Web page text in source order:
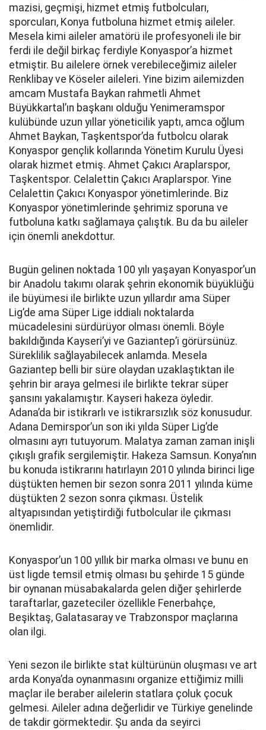
mazisi, geçmişi, hizmet etmiş futbolcuları,
sporcuları, Konya futboluna hizmet etmiş aileler.
Mesela kimi aileler amatörü ile profesyoneli ile bir
ferdi ile değil birkaç ferdiyle Konyaspor’a hizmet
etmiştir. Bu ailelere örnek verebileceğimiz aileler
Renklibay ve Köseler aileleri. Yine bizim ailemizden
amcam Mustafa Baykan rahmetli Ahmet
Büyükkartal’ın başkanı olduğu Yenimeramspor
kulübünde uzun yıllar yöneticilik yaptı, amca oğlum
Ahmet Baykan, Taşkentspor’da futbolcu olarak
Konyaspor gençlik kollarında Yönetim Kurulu Üyesi
olarak hizmet etmiş. Ahmet Çakıcı Araplarspor,
Taşkentspor. Celalettin Çakıcı Araplarspor. Yine
Celalettin Çakıcı Konyaspor yönetimlerinde. Biz
Konyaspor yönetimlerinde şehrimiz sporuna ve
futboluna katkı sağlamaya çalıştık. Bu da bu aileler
için önemli anekdottur.
Bugün gelinen noktada 100 yılı yaşayan Konyaspor’un
bir Anadolu takımı olarak şehrin ekonomik büyüklüğü
ile büyümesi ile birlikte uzun yıllardır ama Süper
Lig’de ama Süper Lige iddialı noktalarda
mücadelesini sürdürüyor olması önemli. Böyle
bakıldığında Kayseri’yi ve Gaziantep’i görürsünüz.
Süreklilik sağlayabilecek anlamda. Mesela
Gaziantep belli bir süre olaydan uzaklaştıktan ile
şehrin bir araya gelmesi ile birlikte tekrar süper
şansını yakalamıştır. Kayseri hakeza öyledir.
Adana’da bir istikrarlı ve istikrarsızlık söz konusudur.
Adana Demirspor’un son iki yılda Süper Lig’de
olmasını ayrı tutuyorum. Malatya zaman zaman inişli
çıkışlı grafik sergilemiştir. Hakeza Samsun. Konya’nın
bu konuda istikrarını hatırlayın 2010 yılında birinci lige
düştükten hemen bir sezon sonra 2011 yılında küme
düştükten 2 sezon sonra çıkması. Üstelik
altyapısından yetiştirdiği futbolcular ile çıkması
önemlidir.
Konyaspor’un 100 yıllık bir marka olması ve bunu en
üst ligde temsil etmiş olması bu şehirde 15 günde
bir oynanan müsabakalarda gelen diğer şehirlerde
taraftarlar, gazeteciler özellikle Fenerbahçe,
Beşiktaş, Galatasaray ve Trabzonspor maçlarına
olan ilgi.
Yeni sezon ile birlikte stat kültürünün oluşması ve art
arda Konya’da oynanmasını organize ettiğimiz milli
maçlar ile beraber ailelerin statlara çoluk çocuk
gelmesi. Aileler adına değerlidir ve Türkiye genelinde
de takdir görmektedir. Şu anda da seyirci